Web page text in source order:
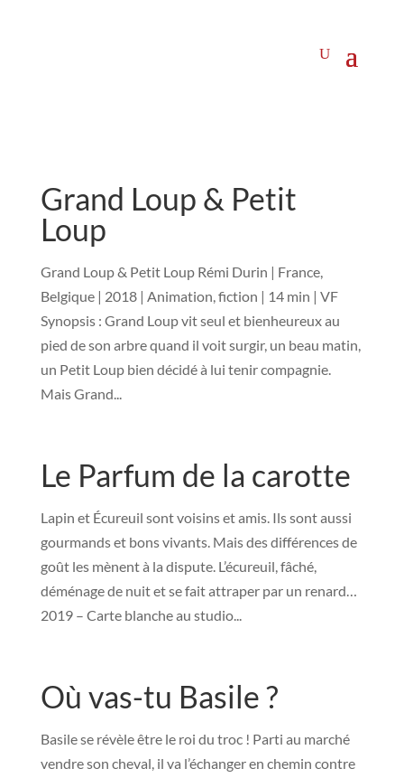
Grand Loup & Petit
Loup
Grand Loup & Petit Loup Rémi Durin | France,
Belgique | 2018 | Animation, fiction | 14 min | VF
Synopsis : Grand Loup vit seul et bienheureux au
pied de son arbre quand il voit surgir, un beau matin,
un Petit Loup bien décidé à lui tenir compagnie.
Mais Grand...
Le Parfum de la carotte
Lapin et Écureuil sont voisins et amis. Ils sont aussi
gourmands et bons vivants. Mais des différences de
goût les mènent à la dispute. L’écureuil, fâché,
déménage de nuit et se fait attraper par un renard…
2019 – Carte blanche au studio...
Où vas-tu Basile ?
Basile se révèle être le roi du troc ! Parti au marché
vendre son cheval, il va l’échanger en chemin contre